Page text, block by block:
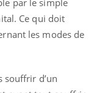
Ce qui doit
les modes de
souffrir d’un